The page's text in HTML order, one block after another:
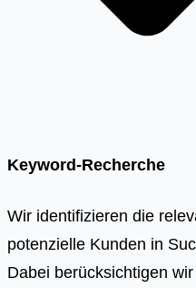
Keyword-Recherche
Wir identifizieren die
potenzielle Kunden in
Dabei berücksichtigen